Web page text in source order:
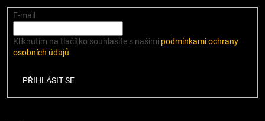
E-mail
Kliknutím na tlačítko souhlasíte s našimi podmínkami ochrany
osobních údajů.
PŘIHLÁSIT SE